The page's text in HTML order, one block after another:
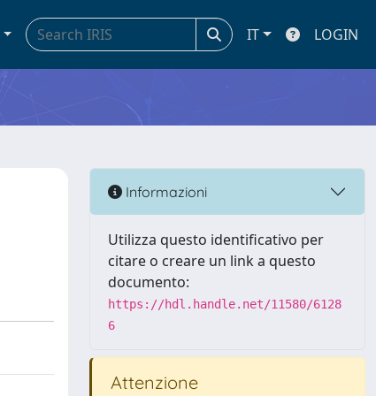
IT LOGIN
Informazioni
Utilizza questo identificativo per
citare o creare un link a questo
documento:
https://hdl.handle.net/11580/6128
6
Attenzione